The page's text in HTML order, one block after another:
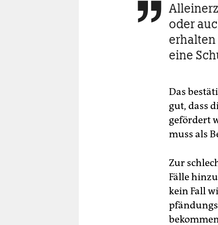

oder
eine
Das
gut, dass
gefördert
muss als
Zur
Fälle
kein Fall